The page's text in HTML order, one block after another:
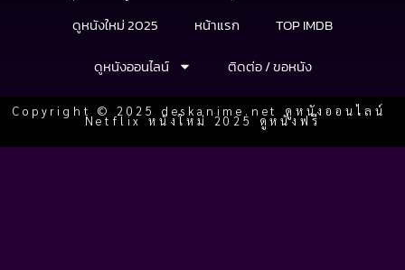
ดูหนังใหม่ 2025 หน้าแรก
TOP IMDB
ดูหนังออนไลน์
ติดต่อ / ขอหนัง
Copyright © 2025 deskanime.net ดูหนังออนไลน์
Netflix หนังใหม่ 2025 ดูหนังฟรี